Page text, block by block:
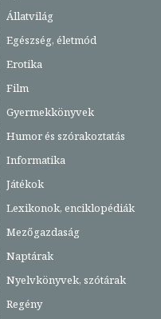
Állatvilág
Egészség, életmód
Erotika
Film
Gyermekkönyvek
Humor és szórakoztatás
Informatika
Játékok
Lexikonok, enciklopédiák
Mezőgazdaság
Naptárak
Nyelvkönyvek, szótárak
Regény